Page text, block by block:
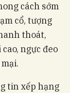
cách sớm
cổ, tượng
thoát,
ngực đeo
tin xếp hạng